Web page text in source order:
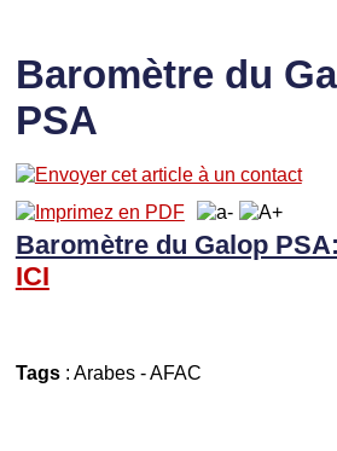
Baromètre du
PSA
Baromètre du Galop PSA:
ICI
Tags: Arabes-AFAC